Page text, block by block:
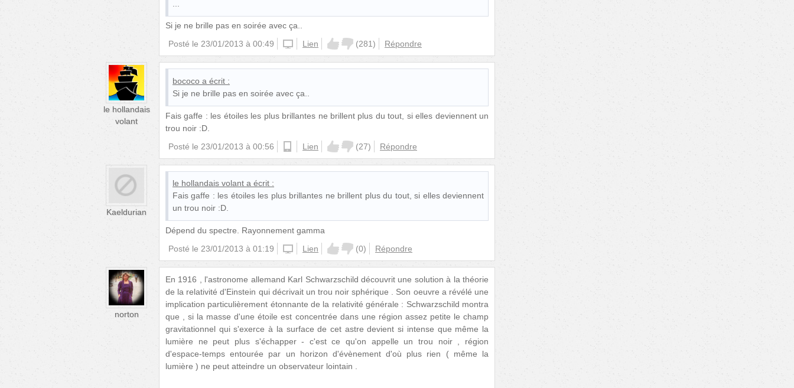
Si je ne brille pas en soirée avec ça..
Posté le 23/01/2013 à 00:49 iphoneLien (281) Répondre
le hollandais
volant
bococo a écrit :
Si je ne brille pas en soirée avec ça..
Fais gaffe : les étoiles les plus brillantes ne brillent plus du tout, si elles deviennent un
trou noir :D.
Posté le 23/01/2013 à 00:56 androidLien (27) Répondre
Kaeldurian
le hollandais volant a écrit :
Fais gaffe : les étoiles les plus brillantes ne brillent plus du tout, si elles deviennent
un trou noir :D.
Dépend du spectre. Rayonnement gamma
Posté le 23/01/2013 à 01:19 iphoneLien (0) Répondre
norton
En 1916 , l'astronome allemand Karl Schwarzschild découvrit une solution à la théorie
de la relativité d'Einstein qui décrivait un trou noir sphérique . Son oeuvre a révélé une
implication particulièrement étonnante de la relativité générale : Schwarzschild montra
que , si la masse d'une étoile est concentrée dans une région assez petite le champ
gravitationnel qui s'exerce à la surface de cet astre devient si intense que même la
lumière ne peut plus s'échapper - c'est ce qu'on appelle un trou noir , région
d'espace-temps entourée par un horizon d'évènement d'où plus rien ( même la
lumière ) ne peut atteindre un observateur lointain .